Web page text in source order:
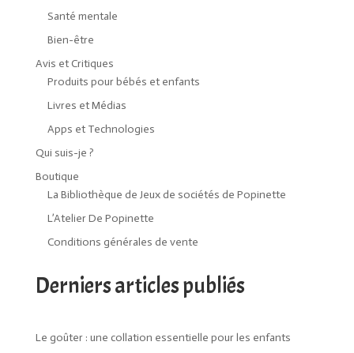
Santé mentale
Bien-être
Avis et Critiques
Produits pour bébés et enfants
Livres et Médias
Apps et Technologies
Qui suis-je ?
Boutique
La Bibliothèque de Jeux de sociétés de Popinette
L’Atelier De Popinette
Conditions générales de vente
Derniers articles publiés
Le goûter : une collation essentielle pour les enfants